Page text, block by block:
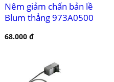
Nêm giảm chấn bản lề
Blum thẳng 973A0500
68.000 ₫